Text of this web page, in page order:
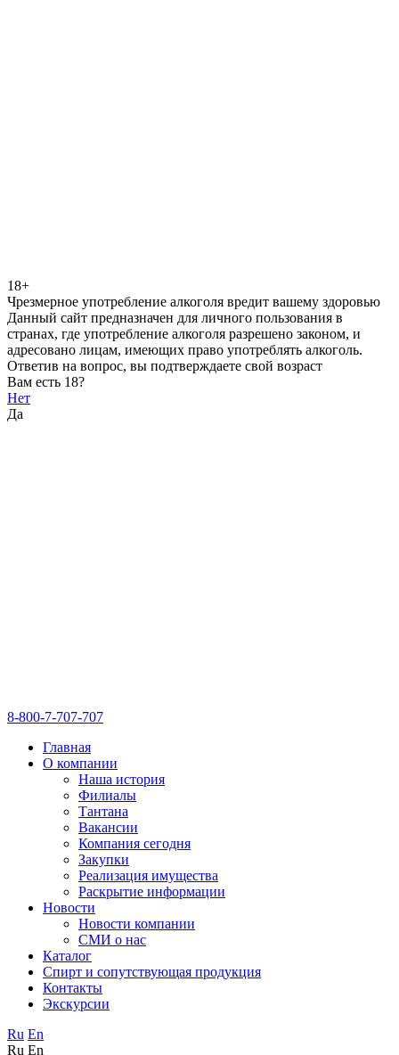
18+
Чрезмерное употребление алкоголя вредит вашему здоровью
Данный сайт предназначен для личного пользования в
странах, где употребление алкоголя разрешено законом, и
адресовано лицам, имеющих право употреблять алкоголь.
Ответив на вопрос, вы подтверждаете свой возраст
Вам есть 18?
Нет
Да
8-800-7-707-707
Главная
О компании
Наша история
Филиалы
Тантана
Вакансии
Компания сегодня
Закупки
Реализация имущества
Раскрытие информации
Новости
Новости компании
СМИ о нас
Каталог
Спирт и сопутствующая продукция
Контакты
Экскурсии
Ru En
Ru En